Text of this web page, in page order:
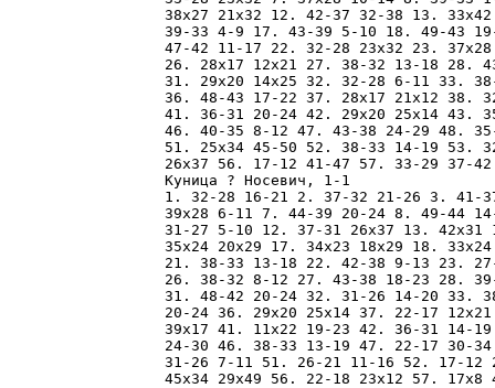
38x27 21x32 12. 42-37 32-38 13.
39-33 4-9 17. 43-39 5-10 18. 49-43
47-42 11-17 22. 32-28 23x32 23.
26. 28x17 12x21 27. 38-32 13-18 28.
31. 29x20 14x25 32. 32-28 6-11 33.
36. 48-43 17-22 37. 28x17 21x12 38.
41. 36-31 20-24 42. 29x20 25x14 43.
46. 40-35 8-12 47. 43-38 24-29 48.
51. 25x34 45-50 52. 38-33 14-19 53.
26x37 56. 17-12 41-47 57. 33-29 37-
Куница ? Носевич, 1-1
1. 32-28 16-21 2. 37-32 21-26 3. 41-
39x28 6-11 7. 44-39 20-24 8. 49-44
31-27 5-10 12. 37-31 26x37 13.
35x24 20x29 17. 34x23 18x29 18.
21. 38-33 13-18 22. 42-38 9-13 23.
26. 38-32 8-12 27. 43-38 18-23 28.
31. 48-42 20-24 32. 31-26 14-20 33.
20-24 36. 29x20 25x14 37. 22-17
39x17 41. 11x22 19-23 42. 36-31 14-
24-30 46. 38-33 13-19 47. 22-17 30-
31-26 7-11 51. 26-21 11-16 52. 17-
45x34 29x49 56. 22-18 23x12 57.